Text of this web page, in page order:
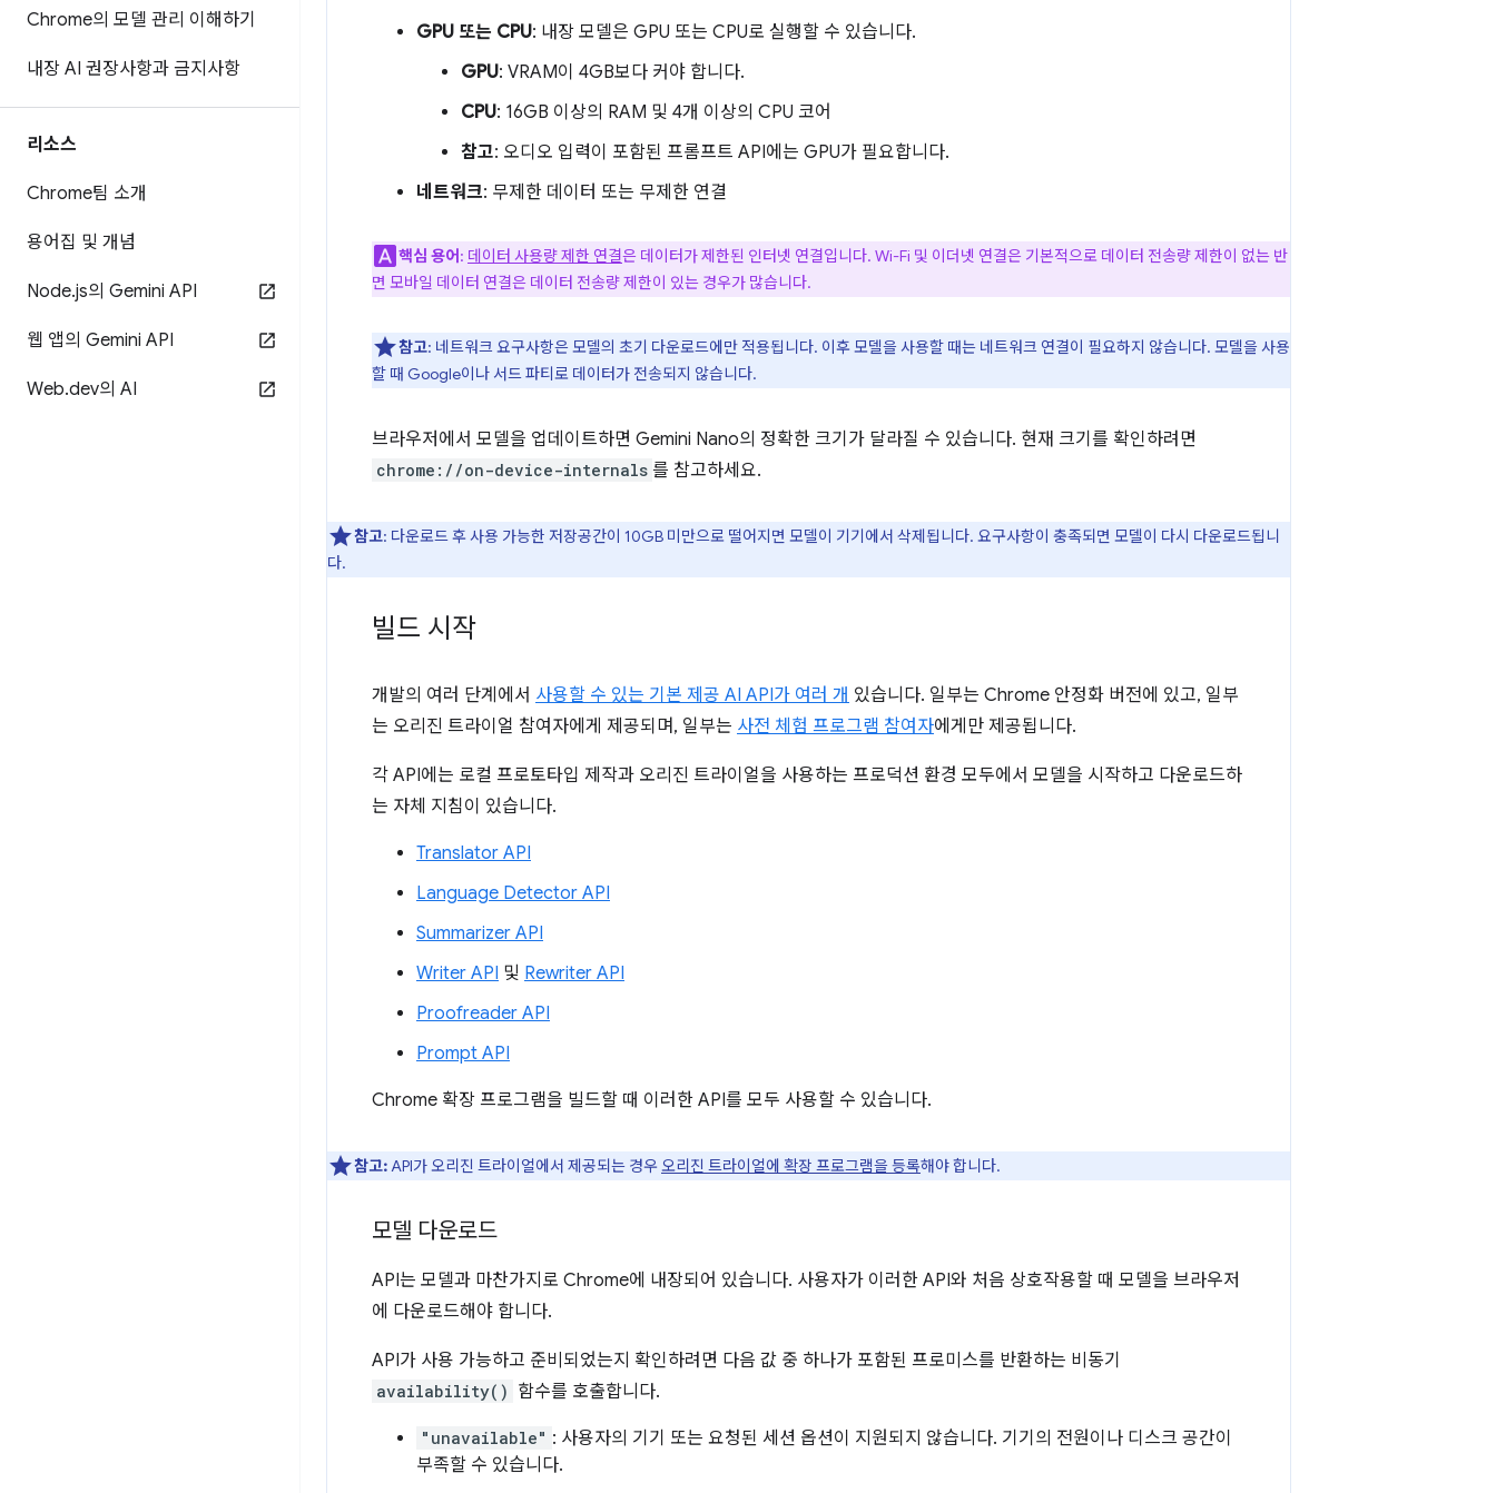
Chrome의 모델 관리 이해하기
내장 AI 권장사항과 금지사항
리소스
Chrome팀 소개
용어집 및 개념
Node.js의 Gemini API
웹 앱의 Gemini API
Web.dev의 AI
GPU 또는 CPU: 내장 모델은 GPU 또는 CPU로 실행할 수 있습니다.
GPU: VRAM이 4GB보다 커야 합니다.
CPU: 16GB 이상의 RAM 및 4개 이상의 CPU 코어
참고: 오디오 입력이 포함된 프롬프트 API에는 GPU가 필요합니다.
네트워크: 무제한 데이터 또는 무제한 연결
핵심 용어: 데이터 사용량 제한 연결은 데이터가 제한된 인터넷 연결입니다. Wi-Fi 및 이더넷 연결은 기본적으로 데이터 전송량 제한이 없는 반
면 모바일 데이터 연결은 데이터 전송량 제한이 있는 경우가 많습니다.
참고: 네트워크 요구사항은 모델의 초기 다운로드에만 적용됩니다. 이후 모델을 사용할 때는 네트워크 연결이 필요하지 않습니다. 모델을 사용
할 때 Google이나 서드 파티로 데이터가 전송되지 않습니다.
브라우저에서 모델을 업데이트하면 Gemini Nano의 정확한 크기가 달라질 수 있습니다. 현재 크기를 확인하려면
chrome://on-device-internals 를 참고하세요.
참고: 다운로드 후 사용 가능한 저장공간이 10GB 미만으로 떨어지면 모델이 기기에서 삭제됩니다. 요구사항이 충족되면 모델이 다시 다운로드됩니
다.
빌드 시작
개발의 여러 단계에서 사용할 수 있는 기본 제공 AI API가 여러 개 있습니다. 일부는 Chrome 안정화 버전에 있고, 일부
는 오리진 트라이얼 참여자에게 제공되며, 일부는 사전 체험 프로그램 참여자에게만 제공됩니다.
각 API에는 로컬 프로토타입 제작과 오리진 트라이얼을 사용하는 프로덕션 환경 모두에서 모델을 시작하고 다운로드하
는 자체 지침이 있습니다.
Translator API
Language Detector API
Summarizer API
Writer API 및 Rewriter API
Proofreader API
Prompt API
Chrome 확장 프로그램을 빌드할 때 이러한 API를 모두 사용할 수 있습니다.
참고:API가 오리진 트라이얼에서 제공되는 경우오리진 트라이얼에 확장 프로그램을 등록해야 합니다.
모델 다운로드
API는 모델과 마찬가지로 Chrome에 내장되어 있습니다. 사용자가 이러한 API와 처음 상호작용할 때 모델을 브라우저
에 다운로드해야 합니다.
API가 사용 가능하고 준비되었는지 확인하려면 다음 값 중 하나가 포함된 프로미스를 반환하는 비동기
availability() 함수를 호출합니다.
"unavailable" : 사용자의 기기 또는 요청된 세션 옵션이 지원되지 않습니다. 기기의 전원이나 디스크 공간이
부족할 수 있습니다.